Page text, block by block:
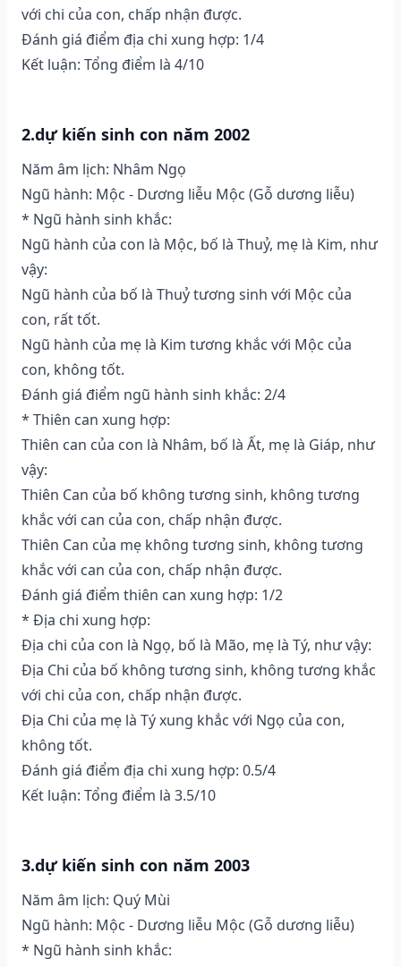
với chi của con, chấp nhận được.
Đánh giá điểm địa chi xung hợp: 1/4
Kết luận: Tổng điểm là 4/10
2.dự kiến sinh con năm 2002
Năm âm lịch: Nhâm Ngọ
Ngũ hành: Mộc - Dương liễu Mộc (Gỗ dương liễu)
* Ngũ hành sinh khắc:
Ngũ hành của con là Mộc, bố là Thuỷ, mẹ là Kim, như
vậy:
Ngũ hành của bố là Thuỷ tương sinh với Mộc của
con, rất tốt.
Ngũ hành của mẹ là Kim tương khắc với Mộc của
con, không tốt.
Đánh giá điểm ngũ hành sinh khắc: 2/4
* Thiên can xung hợp:
Thiên can của con là Nhâm, bố là Ất, mẹ là Giáp, như
vậy:
Thiên Can của bố không tương sinh, không tương
khắc với can của con, chấp nhận được.
Thiên Can của mẹ không tương sinh, không tương
khắc với can của con, chấp nhận được.
Đánh giá điểm thiên can xung hợp: 1/2
* Địa chi xung hợp:
Địa chi của con là Ngọ, bố là Mão, mẹ là Tý, như vậy:
Địa Chi của bố không tương sinh, không tương khắc
với chi của con, chấp nhận được.
Địa Chi của mẹ là Tý xung khắc với Ngọ của con,
không tốt.
Đánh giá điểm địa chi xung hợp: 0.5/4
Kết luận: Tổng điểm là 3.5/10
3.dự kiến sinh con năm 2003
Năm âm lịch: Quý Mùi
Ngũ hành: Mộc - Dương liễu Mộc (Gỗ dương liễu)
* Ngũ hành sinh khắc: